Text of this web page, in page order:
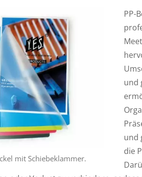
mit Schiebeklammer.
PP-
und
und
die
PP-